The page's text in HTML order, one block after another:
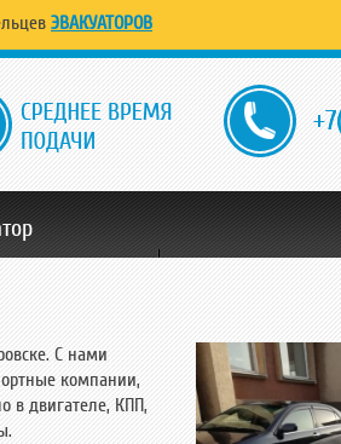
ЭВАКУАТОРОВ
Перевозка спецтехники
Со сдвижной платформой
авто в Хабаровске
С нами
компании,
в двигателе, КПП,